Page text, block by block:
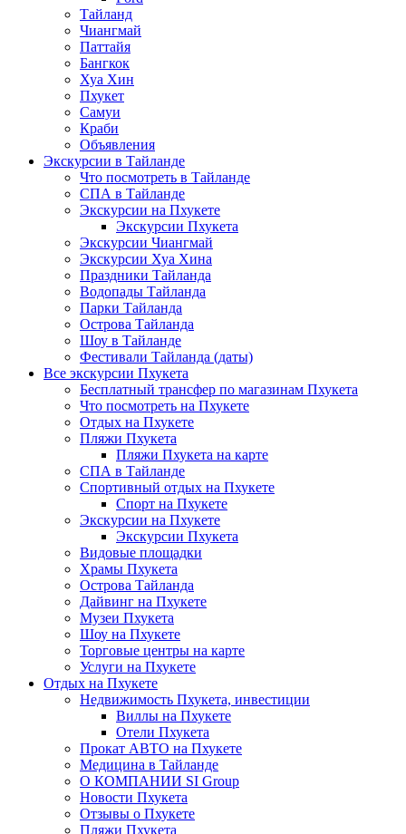
Тайланд
Чиангмай
Паттайя
Бангкок
Хуа Хин
Пхукет
Самуи
Краби
Объявления
Экскурсии в Тайланде
Что посмотреть в Тайланде
СПА в Тайланде
Экскурсии на Пхукете
Экскурсии Пхукета
Экскурсии Чиангмай
Экскурсии Хуа Хина
Праздники Тайланда
Водопады Тайланда
Парки Тайланда
Острова Тайланда
Шоу в Тайланде
Фестивали Тайланда (даты)
Все экскурсии Пхукета
Бесплатный трансфер по магазинам Пхукета
Что посмотреть на Пхукете
Отдых на Пхукете
Пляжи Пхукета
Пляжи Пхукета на карте
СПА в Тайланде
Спортивный отдых на Пхукете
Спорт на Пхукете
Экскурсии на Пхукете
Экскурсии Пхукета
Видовые площадки
Храмы Пхукета
Острова Тайланда
Дайвинг на Пхукете
Музеи Пхукета
Шоу на Пхукете
Торговые центры на карте
Услуги на Пхукете
Отдых на Пхукете
Недвижимость Пхукета, инвестиции
Виллы на Пхукете
Отели Пхукета
Прокат АВТО на Пхукете
Медицина в Тайланде
О КОМПАНИИ SI Group
Новости Пхукета
Отзывы о Пхукете
Пляжи Пхукета